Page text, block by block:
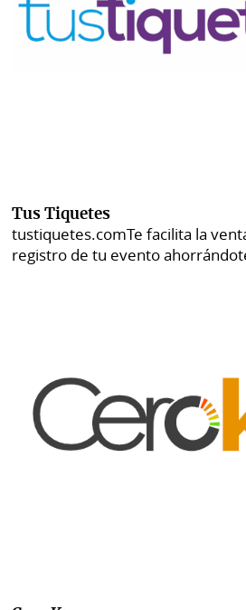
Tus Tiquetes
tustiquetes.comTe facilita la
registro de tu evento